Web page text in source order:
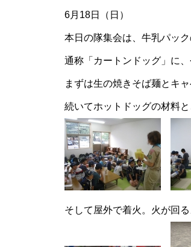
6月18日（日）
本日の隊集会は、牛乳パッ
通称「カートンドッグ」に
まずは生の焼きそば麺とキ
続いてホットドッグの材料
そして屋外で着火。火が回